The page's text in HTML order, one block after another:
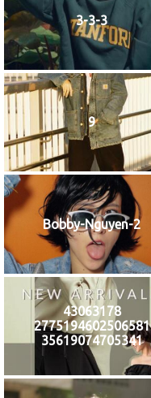
3-3-3
9
Bobby-Nguyen-2
43063178
2775194602506581
35619074705341